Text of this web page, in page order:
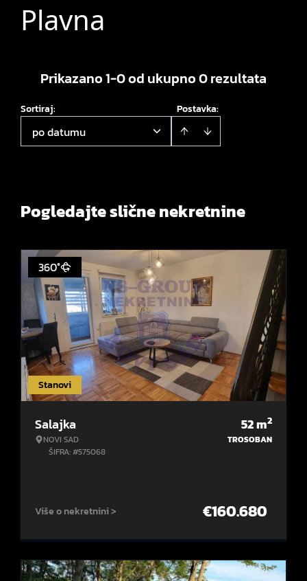
Plavna
Prikazano 1-0 od ukupno 0 rezultata
Postavka:
Sortiraj:
po datumu
Pogledajte slične nekretnine
Stanovi
360°
Salajka
NOVI SAD
ŠIFRA: #575068
52m2
TROSOBAN
Više o nekretnini > €160.680